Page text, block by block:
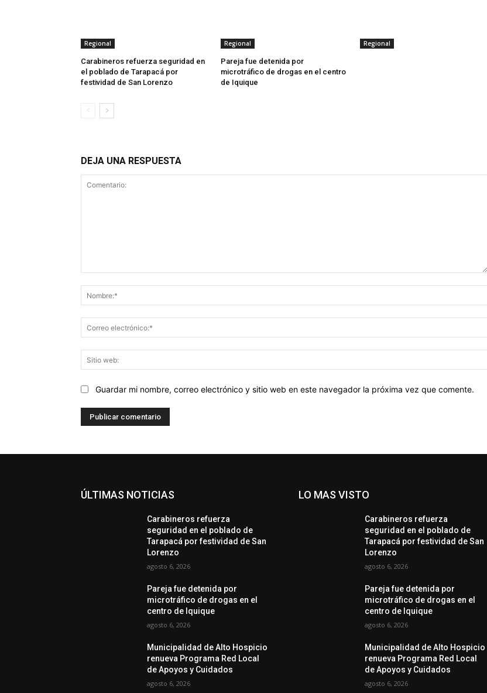
Regional
Carabineros refuerza seguridad en
el poblado de Tarapacá por
festividad de San Lorenzo
Regional
Pareja fue detenida por
microtráfico de drogas en el centro
de Iquique
Regional
DEJA UNA RESPUESTA
Guardar mi nombre, correo electrónico y sitio web en este navegador la próxima vez que comente.
ÚLTIMAS NOTICIAS
Carabineros refuerza
seguridad en el poblado de
Tarapacá por festividad de San
Lorenzo
agosto 6, 2026
Pareja fue detenida por
microtráfico de drogas en el
centro de Iquique
agosto 6, 2026
Municipalidad de Alto Hospicio
renueva Programa Red Local
de Apoyos y Cuidados
agosto 6, 2026
LO MAS VISTO
Carabineros refuerza
seguridad en el poblado de
Tarapacá por festividad de San
Lorenzo
agosto 6, 2026
Pareja fue detenida por
microtráfico de drogas en el
centro de Iquique
agosto 6, 2026
Municipalidad de Alto Hospicio
renueva Programa Red Local
de Apoyos y Cuidados
agosto 6, 2026